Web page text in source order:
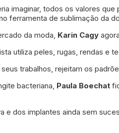
imaginar, todos os valores
ferramenta de sublimação da
da moda, Karin Cagy
utiliza peles, rugas, rendas
trabalhos, rejeitam os
bacteriana, Paula Boechat
e dos implantes ainda sem